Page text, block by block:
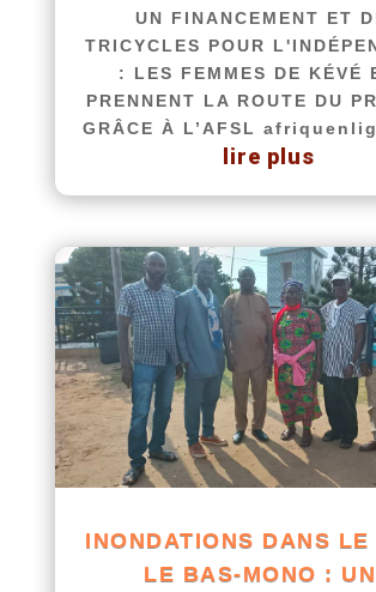
UN FINANCEMENT ET
TRICYCLES POUR
: LES FEMMES DE KÉVÉ
PRENNENT LA ROUTE DU
GRÂCE À L’AFSL
lire plus
INONDATIONS DANS LE
LE BAS-MONO :